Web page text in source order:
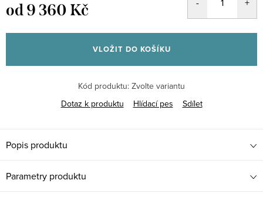
od9 360 Kč
cena:
VLOŽIT DO KOŠÍKU
Kód produktu: Zvolte variantu
Dotaz k produktu
Hlídací pes Sdílet
Popis produktu
Parametry produktu